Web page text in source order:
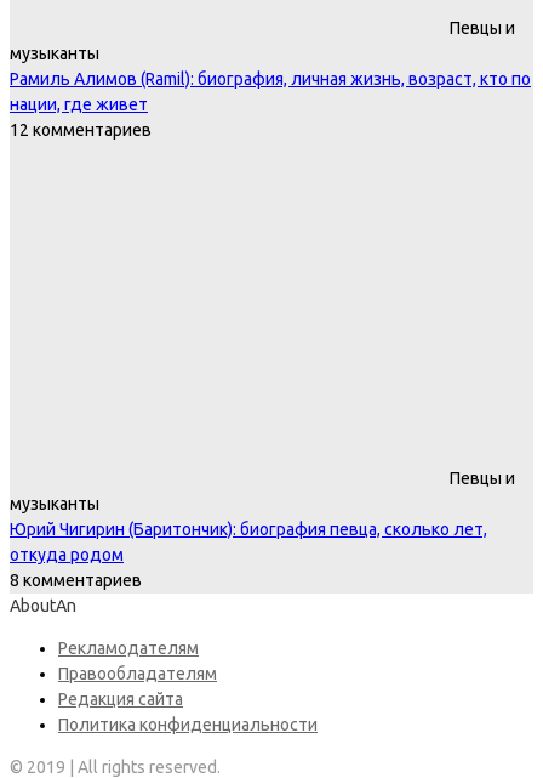
Певцы и
музыканты
Рамиль Алимов (Ramil): биография, личная жизнь, возраст, кто по
нации, где живет
12 комментариев
Певцы и
музыканты
Юрий Чигирин (Баритончик): биография певца, сколько лет,
откуда родом
8 комментариев
AboutAn
Рекламодателям
Правообладателям
Редакция сайта
Политика конфиденциальности
© 2019 | All rights reserved.